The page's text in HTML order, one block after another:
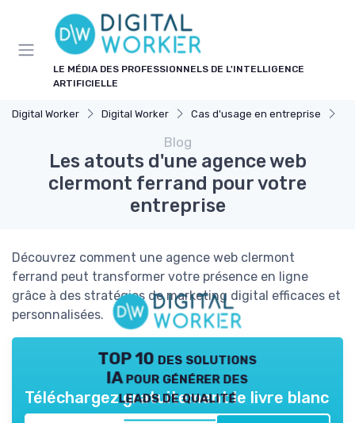
LE MÉDIA DES PROFESSIONNELS DE L'INTELLIGENCE
ARTIFICIELLE
Digital Worker Digital Worker Cas d'usage en entreprise
Blog
Les atouts d'une agence web
clermont ferrand pour votre
entreprise
Découvrez comment une agence web clermont
ferrand peut transformer votre présence en ligne
grâce à des stratégies de marketing digital efficaces et
personnalisées.
TOP 10 des solutions
IA pour générer des
leads de qualité
Téléchargez gratuitement le livre blanc